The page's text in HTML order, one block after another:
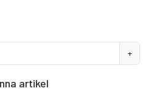
+
artikel